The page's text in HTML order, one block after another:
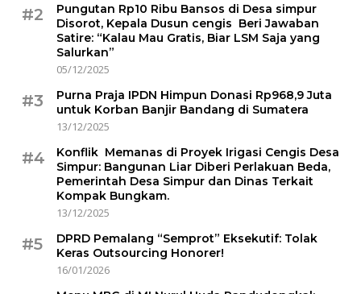
#2
Pungutan Rp10 Ribu Bansos di Desa simpur
Disorot, Kepala Dusun cengis Beri Jawaban
Satire: “Kalau Mau Gratis, Biar LSM Saja yang
Salurkan”
05/12/2025
#3
Purna Praja IPDN Himpun Donasi Rp968,9 Juta
untuk Korban Banjir Bandang di Sumatera
13/12/2025
#4
Konflik Memanas di Proyek Irigasi Cengis Desa
Simpur: Bangunan Liar Diberi Perlakuan Beda,
Pemerintah Desa Simpur dan Dinas Terkait
Kompak Bungkam.
13/12/2025
#5
DPRD Pemalang “Semprot” Eksekutif: Tolak
Keras Outsourcing Honorer!
16/01/2026